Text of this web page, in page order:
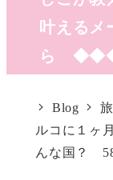
叶えるメ
ら
Blog
ルコに１ヶ
んな国？